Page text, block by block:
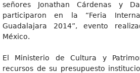
señores Jonathan Cárdenas y
participaron en la “Feria
Guadalajara 2014”, evento
México.
El Ministerio de Cultura y
recursos de su presupuesto